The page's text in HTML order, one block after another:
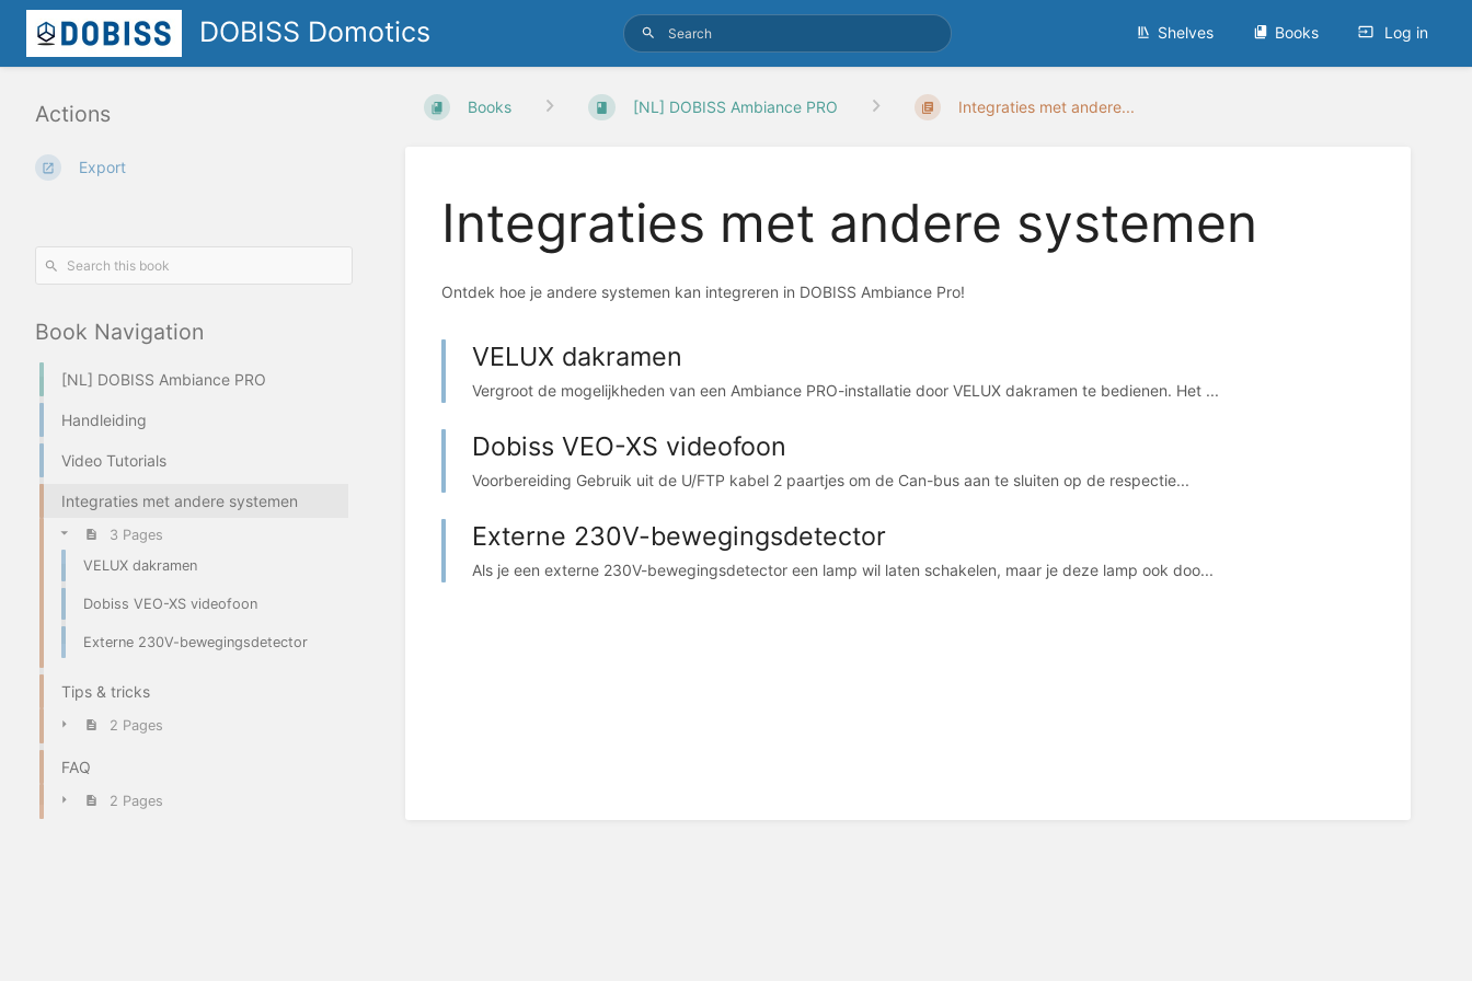
DOBISS Domotics Shelves Books Log in
Book Navigation
[NL] DOBISS Ambiance PRO
Handleiding
Video Tutorials
Integraties met andere systemen
3 Pages
VELUX dakramen
Dobiss VEO-XS videofoon
Externe 230V-bewegingsdetector
Tips & tricks
2 Pages
FAQ
2 Pages
Books [NL] DOBISS Ambiance PRO Integraties met andere...
Integraties met andere systemen
Ontdek hoe je andere systemen kan integreren in DOBISS Ambiance Pro!
VELUX dakramen
Vergroot de mogelijkheden van een Ambiance PRO-installatie door VELUX dakramen te bedienen. Het ...
Dobiss VEO-XS videofoon
Voorbereiding Gebruik uit de U/FTP kabel 2 paartjes om de Can-bus aan te sluiten op de respectie...
Externe 230V-bewegingsdetector
Als je een externe 230V-bewegingsdetector een lamp wil laten schakelen, maar je deze lamp ook doo...
Actions
Export